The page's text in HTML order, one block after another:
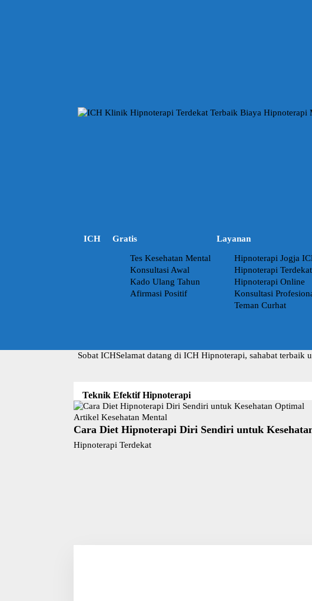
ICH Gratis
Tes Kesehatan Mental
Konsultasi Awal
Kado Ulang Tahun
Afirmasi Positif
Layanan
Hipnoterapi Jogja
Hipnoterapi Terdekat
Hipnoterapi Online
Konsultasi
Teman Curhat
Sobat ICHSelamat datang di ICH Hipnoterapi, sahabat terbaik
Teknik Efektif Hipnoterapi
Artikel Kesehatan Mental
Cara Diet Hipnoterapi Diri Sendiri untuk
Hipnoterapi Terdekat